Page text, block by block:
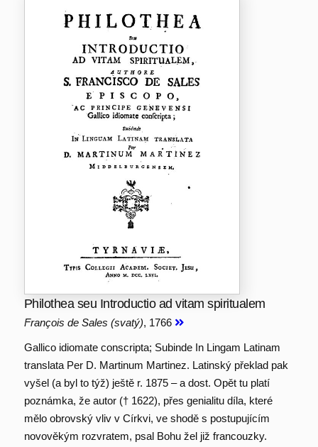
Philothea seu Introductio ad vitam spiritualem
François de Sales (svatý), 1766
Gallico idiomate conscripta; Subinde In Lingam Latinam
translata Per D. Martinum Martinez. Latinský překlad pak
vyšel (a byl to týž) ještě r. 1875 – a dost. Opět tu platí
poznámka, že autor († 1622), přes genialitu díla, které
mělo obrovský vliv v Církvi, ve shodě s postupujícím
novověkým rozvratem, psal Bohu žel již francouzky.